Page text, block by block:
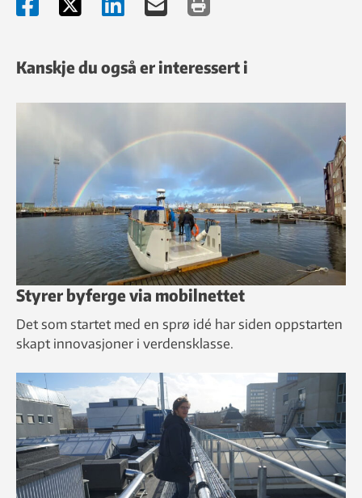
Kanskje du også er interessert i
Styrer byferge via mobilnettet
Det som startet med en sprø idé har siden oppstarten
skapt innovasjoner i verdensklasse.